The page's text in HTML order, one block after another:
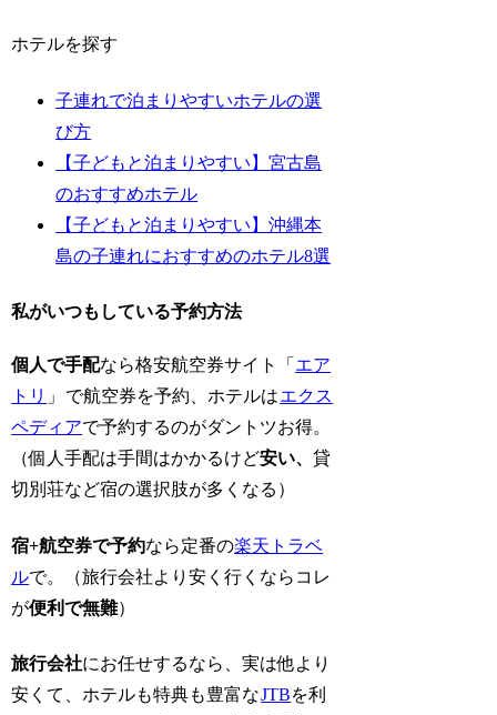
ホテルを探す
子連れで泊まりやすいホテルの選
び方
【子どもと泊まりやすい】宮古島
のおすすめホテル
【子どもと泊まりやすい】沖縄本
島の子連れにおすすめのホテル8選
私がいつもしている予約方法
個人で手配なら格安航空券サイト「 エア
トリ 」 で航空券を予約、ホテルはエクス
ペディアで予約するのがダントツお得。
（個人手配は手間はかかるけど安い、貸
切別荘など宿の選択肢が多くなる）
宿+航空券で予約なら定番の楽天トラベ
ルで。（旅行会社より安く行くならコレ
が便利で無難）
旅行会社にお任せするなら、実は他より
安くて、ホテルも特典も豊富なJTBを利